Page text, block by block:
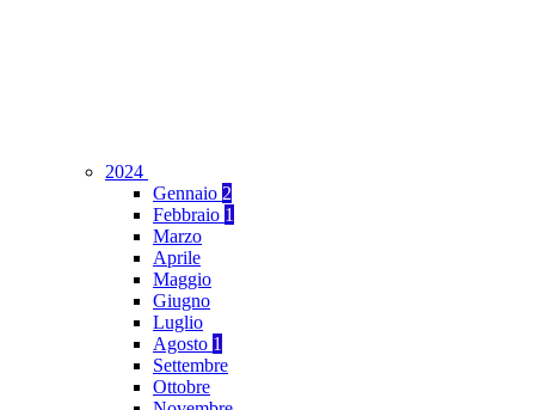
2024
Gennaio 2
Febbraio 1
Marzo
Aprile
Maggio
Giugno
Luglio
Agosto 1
Settembre
Ottobre